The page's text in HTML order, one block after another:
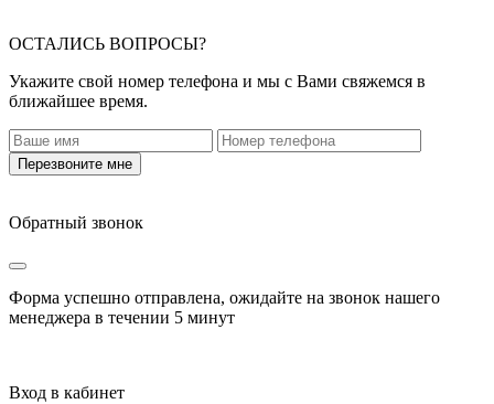
ОСТАЛИСЬ ВОПРОСЫ?
Укажите свой номер телефона и мы с Вами свяжемся в
ближайшее время.
Перезвоните мне
Обратный звонок
Форма успешно отправлена, ожидайте на звонок нашего
менеджера в течении 5 минут
Вход в кабинет